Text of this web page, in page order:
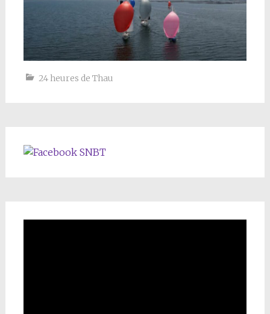
24 heures de Thau
SNBT